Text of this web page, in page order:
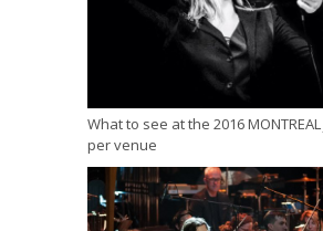
What to see at the 2016 MONTREAL
per venue